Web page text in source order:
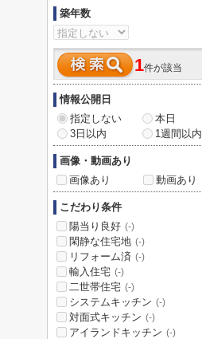
築年数
1件が該当
情報公開日
指定しない
本日
3日以内
1週間以内
画像・動画あり
画像あり
動画あり
こだわり条件
陽当り良好 (-)
閑静な住宅地 (-)
リフォーム済 (-)
輸入住宅 (-)
二世帯住宅 (-)
システムキッチン (-)
対面式キッチン (-)
アイランドキッチン (-)